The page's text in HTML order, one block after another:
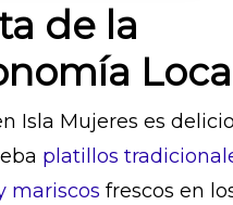
de la
Local
Isla Mujeres es
platillos
mariscos frescos en